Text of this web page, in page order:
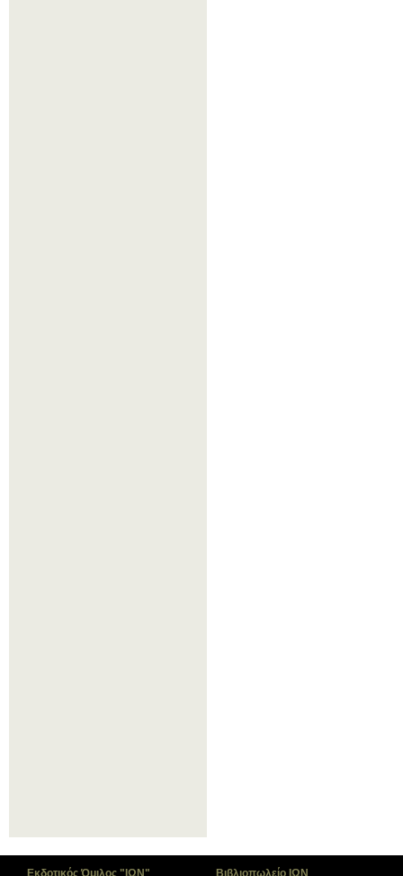
Εκδοτικός Όμιλος "ΙΩΝ"
Βιβλιοπωλείο ΙΩΝ